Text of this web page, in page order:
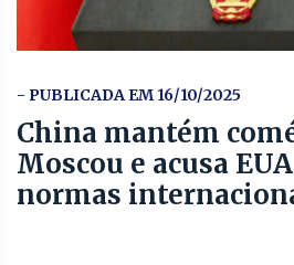
- PUBLICADA EM 16/10/2025
China mantém
Moscou e acusa
normas